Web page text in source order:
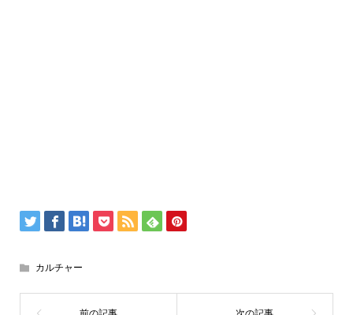
カルチャー